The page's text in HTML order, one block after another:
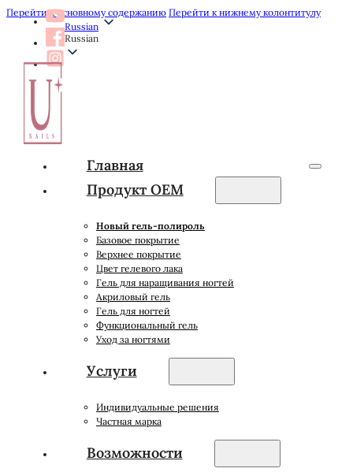
Перейти к основному содержанию Перейти к нижнему колонтитулу
Russian
Russian
Главная
Продукт OEM
Новый гель-полироль
Базовое покрытие
Верхнее покрытие
Цвет гелевого лака
Гель для наращивания ногтей
Акриловый гель
Гель для ногтей
Функциональный гель
Уход за ногтями
Услуги
Индивидуальные решения
Частная марка
Возможности